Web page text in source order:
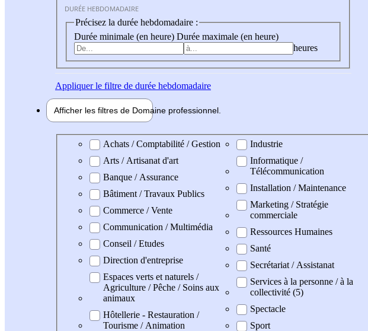
DURÉE HEBDOMADAIRE
Précisez la durée hebdomadaire :
Durée minimale (en heure) Durée maximale (en heure)
heures
Appliquerle filtre de durée hebdomadaire
Afficher les filtres de Domaine professionnel
Domaine professionel
Achats / Comptabilité / Gestion
Arts / Artisanat d'art
Banque / Assurance
Bâtiment / Travaux Publics
Commerce / Vente
Communication / Multimédia
Conseil / Etudes
Direction d'entreprise
Espaces verts et naturels /
Agriculture / Pêche / Soins aux
animaux
Hôtellerie - Restauration /
Tourisme / Animation
Industrie
Informatique /
Télécommunication
Installation / Maintenance
Marketing / Stratégie
commerciale
Ressources Humaines
Santé
Secrétariat / Assistanat
Services à la personne / à la
collectivité (5)
Spectacle
Sport